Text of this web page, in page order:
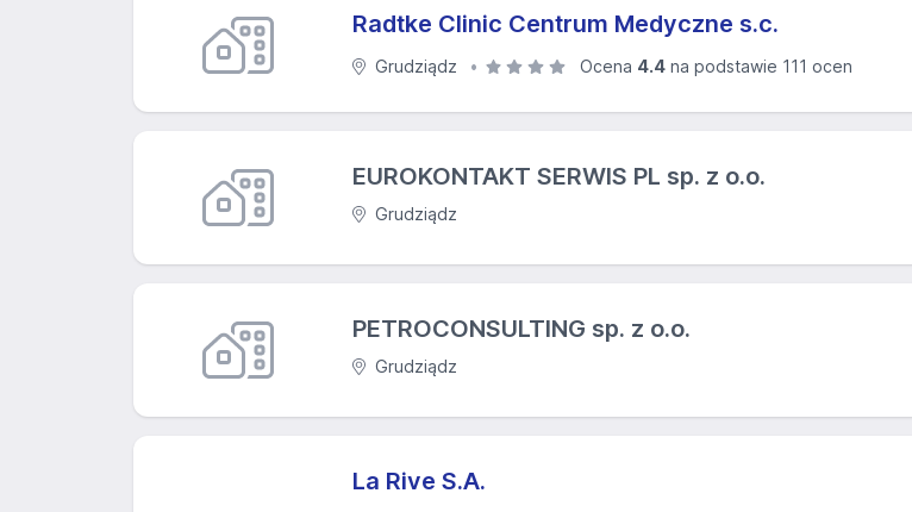
Radtke Clinic Centrum Medyczne s.c.
Grudziądz Ocena 4.4na podstawie 111 ocen
EUROKONTAKT SERWIS PL sp. z o.o.
Grudziądz
PETROCONSULTING sp. z o.o.
Grudziądz
La Rive S.A.